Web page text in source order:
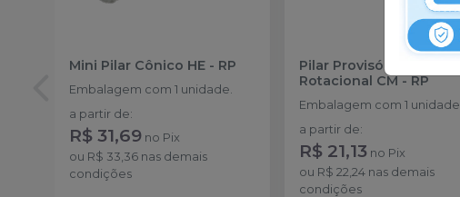
Mini Pilar Cônico HE - RP
Embalagem com 1 unidade.
a partir de:
R$ 31,69 no Pix
ou R$ 33,36 nas demais
condições
Pilar Provisório Anti-
Rotacional CM-RP
Embalagem com 1 unidade.
a partir de:
R$ 21,13 no Pix
ou R$ 22,24 nas demais
condições